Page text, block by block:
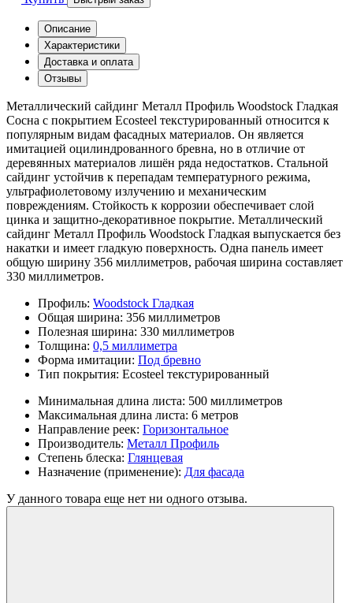
Описание
Характеристики
Доставка и оплата
Отзывы
Металлический сайдинг Металл Профиль Woodstock Гладкая
Сосна с покрытием Ecosteel текстурированный относится к
популярным видам фасадных материалов. Он является
имитацией оцилиндрованного бревна, но в отличие от
деревянных материалов лишён ряда недостатков. Стальной
сайдинг устойчив к перепадам температурного режима,
ультрафиолетовому излучению и механическим
повреждениям. Стойкость к коррозии обеспечивает слой
цинка и защитно-декоративное покрытие. Металлический
сайдинг Металл Профиль Woodstock Гладкая выпускается без
накатки и имеет гладкую поверхность. Одна панель имеет
общую ширину 356 миллиметров, рабочая ширина составляет
330 миллиметров.
Профиль: Woodstock Гладкая
Общая ширина: 356 миллиметров
Полезная ширина: 330 миллиметров
Толщина: 0,5 миллиметра
Форма имитации: Под бревно
Тип покрытия: Ecosteel текстурированный
Минимальная длина листа: 500 миллиметров
Максимальная длина листа: 6 метров
Направление реек: Горизонтальное
Производитель: Металл Профиль
Степень блеска: Глянцевая
Назначение (применение): Для фасада
У данного товара еще нет ни одного отзыва.